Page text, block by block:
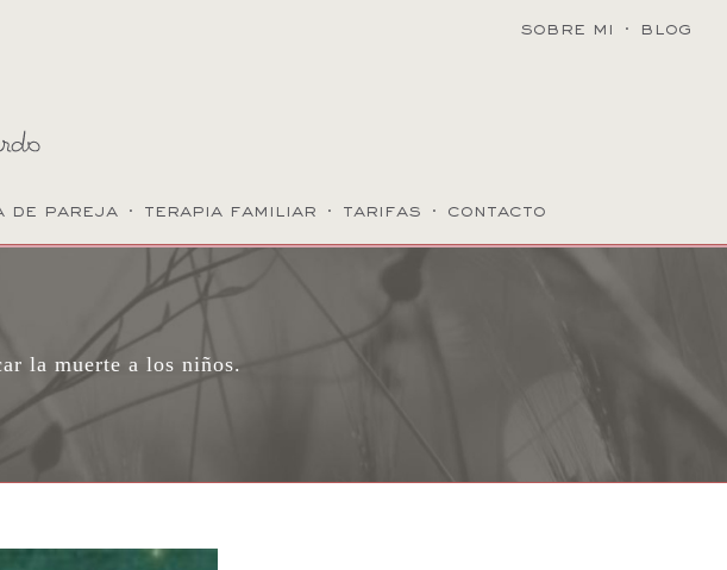
sobre mi · blog
de pareja · terapia familiar · tarifas · contacto
la muerte a los niños.